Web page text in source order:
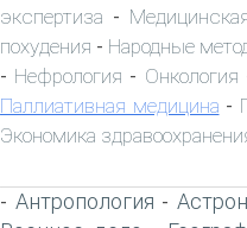
экспертиза -
похудения - Народные
- Нефрология - Онкология
Паллиативная медицина -
Экономика
- Антропология -